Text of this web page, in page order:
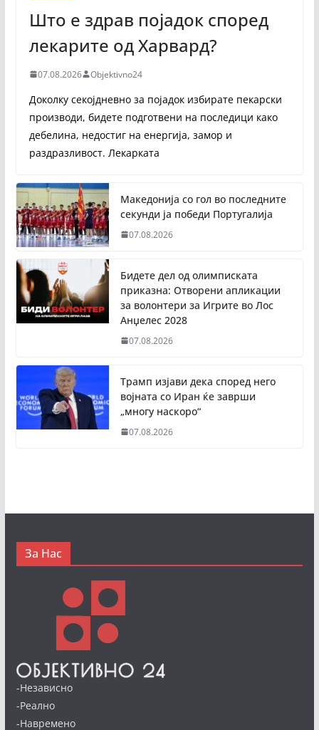
Што е здрав појадок според
лекарите од Харвард?
07.08.2026 Objektivno24
Доколку секојдневно за појадок избирате пекарски
производи, бидете подготвени на последици како
дебелина, недостиг на енергија, замор и
раздразливост. Лекарката
Македонија со гол во последните
секунди ја победи Португалија
07.08.2026
Бидете дел од олимписката
приказна: Отворени апликации
за волонтери за Игрите во Лос
Анџелес 2028
07.08.2026
Трамп изјави дека според него
војната со Иран ќе заврши
„многу наскоро“
07.08.2026
За Нас
-Независно
-Реално
-Навремено